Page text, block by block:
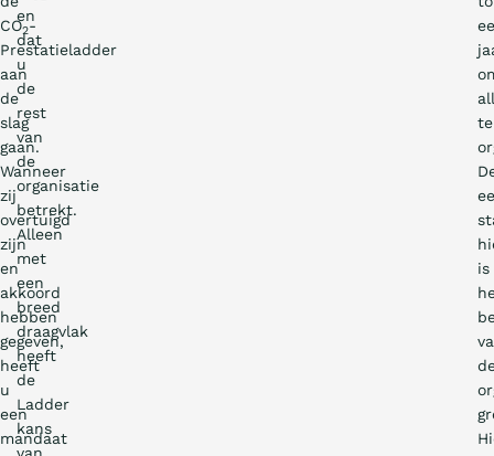
CO2-
Prestatieladder
aan
de
slag
gaan.
Wanneer
zij
overtuigd
zijn
en
akkoord
hebben
gegeven,
heeft
u
een
mandaat
en
dat
u
de
rest
van
de
organisatie
betrekt.
Alleen
met
een
breed
draagvlak
heeft
de
Ladder
kans
te
is